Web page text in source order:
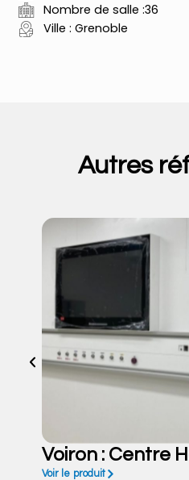
Nombre de salle :36
Ville : Grenoble
Autres
Voiron : Centre
Voir le produit